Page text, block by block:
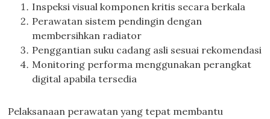
Inspeksi visual komponen kritis secara berkala
Perawatan sistem pendingin dengan
membersihkan radiator
Penggantian suku cadang asli sesuai rekomendasi
Monitoring performa menggunakan perangkat
digital apabila tersedia
Pelaksanaan perawatan yang tepat membantu